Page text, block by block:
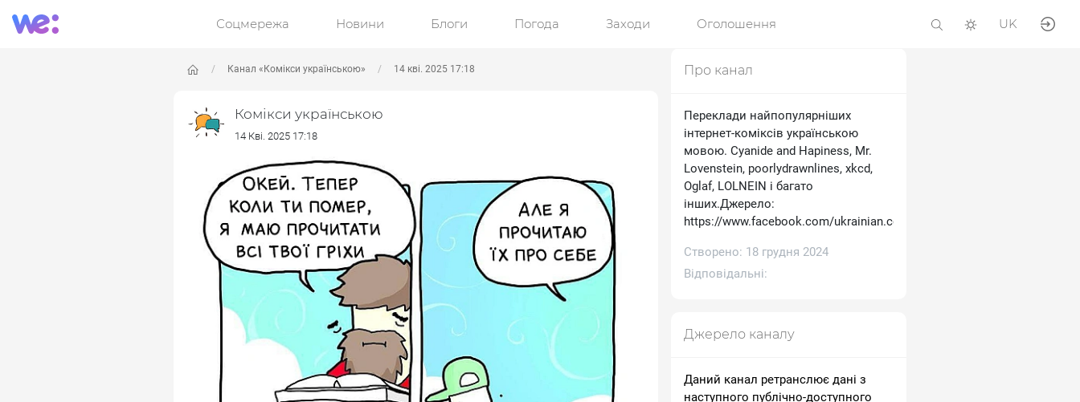
Соцмережа Новини Блоги Погода Заходи Оголошення UK
Канал «Комікси українською» 14 кві. 2025 17:18
Комікси українською
14 Кві. 2025 17:18
Про канал
Переклади найпопулярніших
інтернет-коміксів українською
мовою. Cyanide and Hapiness, Mr.
Lovenstein, poorlydrawnlines, xkcd,
Oglaf, LOLNEIN і багато
інших.Джерело:
https://www.facebook.com/ukrainian.comics
Створено: 18 грудня 2024
Відповідальні:
Джерело каналу
Даний канал ретранслює дані з
наступного публічно-доступного